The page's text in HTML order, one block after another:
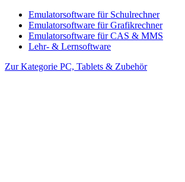
Emulatorsoftware für Schulrechner
Emulatorsoftware für Grafikrechner
Emulatorsoftware für CAS & MMS
Lehr- & Lernsoftware
Zur Kategorie PC, Tablets & Zubehör